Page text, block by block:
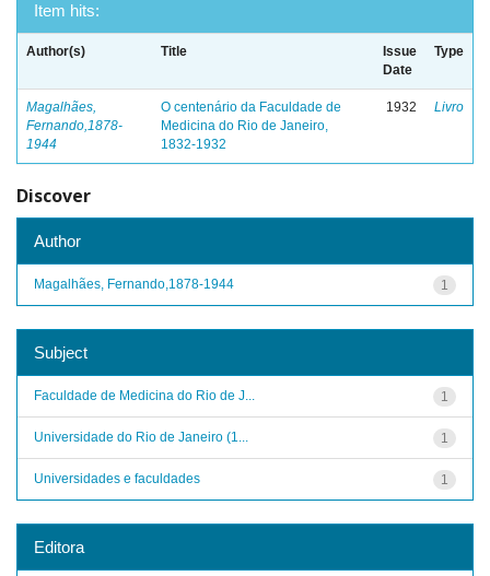
Item hits:
Author(s) Title
Issue
Date
Type
Magalhães,
Fernando,1878-
1944
O centenário da Faculdade de
Medicina do Rio de Janeiro,
1832-1932
1932 Livro
Discover
Author
1
Magalhães, Fernando,1878-1944
Subject
1
Faculdade de Medicina do Rio de J...
1
Universidade do Rio de Janeiro (1...
1
Universidades e faculdades
Editora